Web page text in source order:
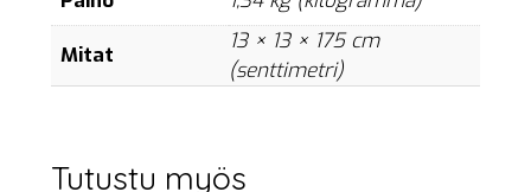
Mitat
13 × 13 × 175 cm
(senttimetri)
Tutustu myös